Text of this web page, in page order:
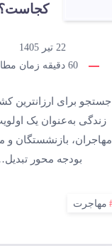
22 تیر 1405
60 دقیقه زمان
جستجو برای ارزانترین
زندگی به‌عنوان یک
مهاجران، بازنشستگان و
بودجه محور
مهاجرت